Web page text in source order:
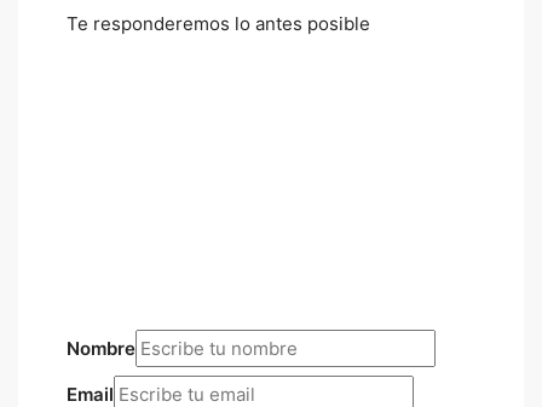
Te responderemos lo antes posible
Nombre
Email